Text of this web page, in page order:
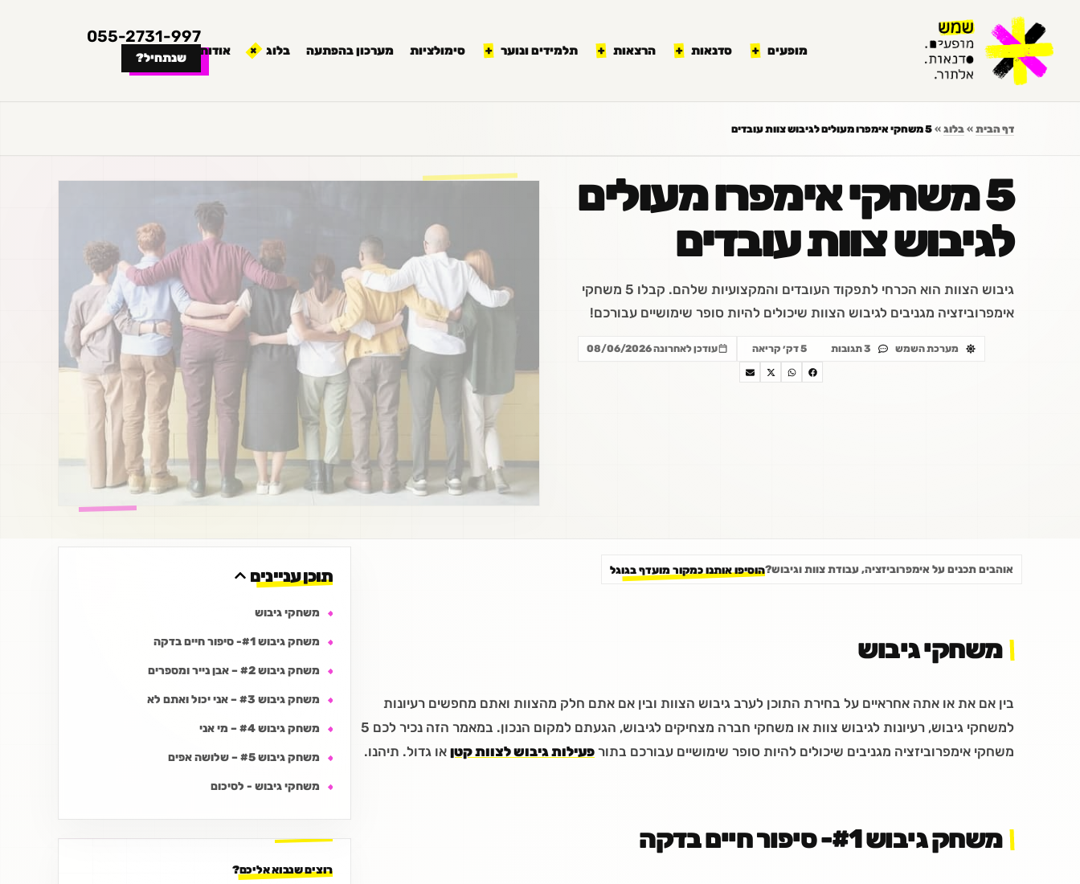
מופעים סדנאות הרצאות תלמידים ונוער סימולציות מערכון בהפתעה בלוג אודות
055-2731-997
שנתחיל?
דף הבית » בלוג » 5 משחקי אימפרו מעולים לגיבוש צוות עובדים
5 משחקי אימפרו מעולים
לגיבוש צוות עובדים
גיבוש הצוות הוא הכרחי לתפקוד העובדים והמקצועיות שלהם. קבלו 5 משחקי
אימפרוביזציה מגניבים לגיבוש הצוות שיכולים להיות סופר שימושיים עבורכם!
מערכת השמש 3 תגובות 5 דק׳ קריאה עודכן לאחרונה 08/06/2026
אוהבים תכנים על אימפרוביזציה, עבודת צוות וגיבוש?הוסיפו אותנו כמקור מועדף בגוגל
משחקי גיבוש
בין אם את או אתה אחראיים על בחירת התוכן לערב גיבוש הצוות ובין אם אתם חלק מהצוות ואתם מחפשים רעיונות
למשחקי גיבוש, רעיונות לגיבוש צוות או משחקי חברה מצחיקים לגיבוש, הגעתם למקום הנכון. במאמר הזה נכיר לכם 5
משחקי אימפרוביזציה מגניבים שיכולים להיות סופר שימושיים עבורכם בתור פעילות גיבוש לצוות קטן או גדול. תיהנו.
משחק גיבוש #1- סיפור חיים בדקה
תוכן עניינים
משחקי גיבוש
משחק גיבוש #1- סיפור חיים בדקה
משחק גיבוש #2 – אבן נייר ומספרים
משחק גיבוש #3 – אני יכול ואתם לא
משחק גיבוש #4 – מי אני
משחק גיבוש #5 – שלושה אפים
משחקי גיבוש - לסיכום
רוצים שנבוא אליכם?